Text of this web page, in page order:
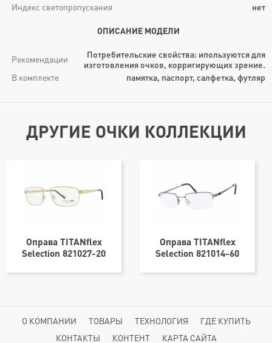
Индекс светопропускания
нет
ОПИСАНИЕ МОДЕЛИ
Рекомендации
Потребительские свойства: ипользуются для
изготовления очков, корригирующих зрение.
В комплекте
памятка, паспорт, салфетка, футляр
ДРУГИЕ ОЧКИ КОЛЛЕКЦИИ
Оправа TITANflex
Selection 821027-20
Оправа TITANflex
Selection 821014-60
О КОМПАНИИ ТОВАРЫ ТЕХНОЛОГИЯ
ГДЕ КУПИТЬ
КОНТАКТЫ
КОНТЕНТ КАРТА САЙТА